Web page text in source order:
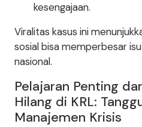
kesengajaan.
Viralitas kasus ini
sosial bisa memperbesar
nasional.
Pelajaran Penting
Hilang di KRL:
Manajemen Krisis